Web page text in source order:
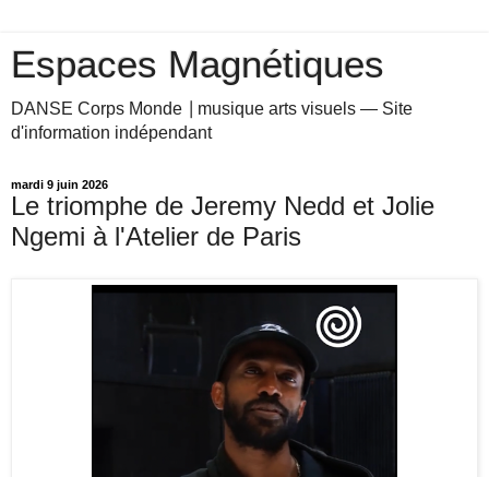
Espaces Magnétiques
DANSE Corps Monde ⎥ musique arts visuels — Site
d'information indépendant
mardi 9 juin 2026
Le triomphe de Jeremy Nedd et Jolie
Ngemi à l'Atelier de Paris